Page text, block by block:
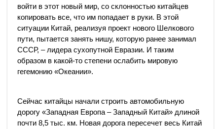
войти в этот новый мир, со склонностью китайцев
копировать все, что им попадает в руки. В этой
ситуации Китай, реализуя проект нового Шелкового
пути, пытается занять нишу, которую ранее занимал
СССР, – лидера сухопутной Евразии. И таким
образом в какой-то степени ослабить мировую
гегемонию «Океании».
Сейчас китайцы начали строить автомобильную
дорогу «Западная Европа – Западный Китай» длиной
почти 8,5 тыс. км. Новая дорога пересечет весь Китай